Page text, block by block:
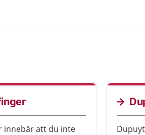
innebär att du inte